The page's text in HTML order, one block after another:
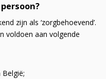
zijn als ‘zorgbehoevend’.
voldoen aan volgende